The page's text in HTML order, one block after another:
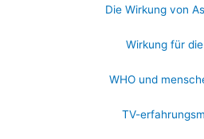
Die Wirkung von
Wirkung für
WHO und
TV-